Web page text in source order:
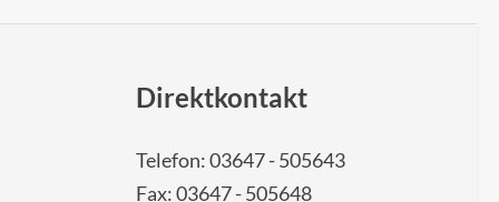
Direktkontakt
Telefon: 03647 - 505643
Fax: 03647 - 505648